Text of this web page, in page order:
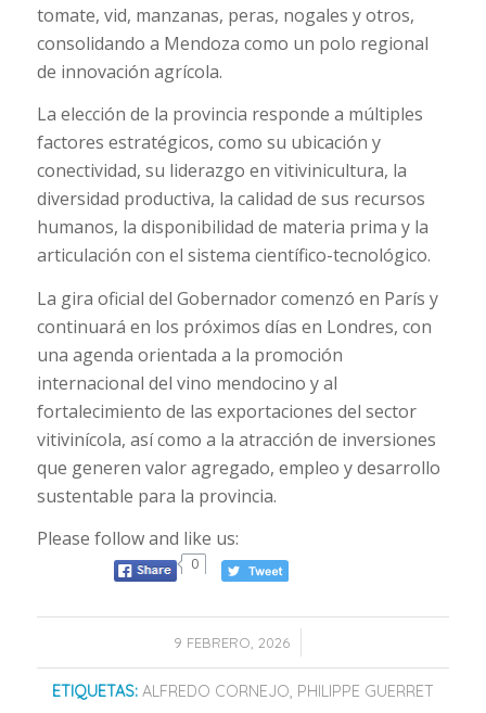
tomate, vid, manzanas, peras, nogales y otros,
consolidando a Mendoza como un polo regional
de innovación agrícola.
La elección de la provincia responde a múltiples
factores estratégicos, como su ubicación y
conectividad, su liderazgo en vitivinicultura, la
diversidad productiva, la calidad de sus recursos
humanos, la disponibilidad de materia prima y la
articulación con el sistema científico-tecnológico.
La gira oficial del Gobernador comenzó en París y
continuará en los próximos días en Londres, con
una agenda orientada a la promoción
internacional del vino mendocino y al
fortalecimiento de las exportaciones del sector
vitivinícola, así como a la atracción de inversiones
que generen valor agregado, empleo y desarrollo
sustentable para la provincia.
Please follow and like us:
0
9 FEBRERO, 2026
/
ETIQUETAS: ALFREDO CORNEJO, PHILIPPE GUERRET